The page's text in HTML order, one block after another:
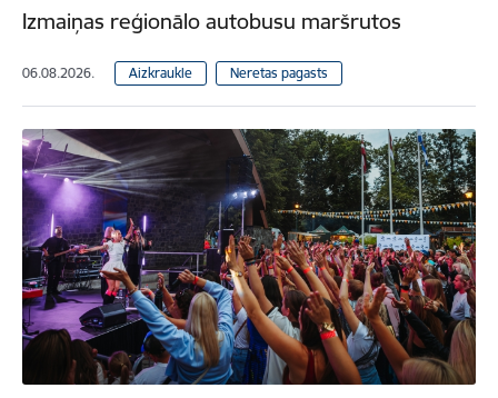
Izmaiņas reģionālo autobusu maršrutos
06.08.2026. Aizkraukle Neretas pagasts